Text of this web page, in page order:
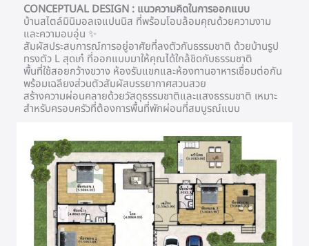
CONCEPTUAL DESIGN : แนวความคิดในการออกแบบ
บ้านสไตล์มินิมอลเจแปนนิส ที่พร้อมโอบล้อมคุณด้วยความงาม
และความอบอุ่น ✨
สัมผัสประสบการณ์การอยู่อาศัยที่ลงตัวกับธรรมชาติ ด้วยบ้านรูป
ทรงตัว L สุดเก๋ ที่ออกแบบมาให้คุณได้ใกล้ชิดกับธรรมชาติ
พื้นที่ใช้สอยกว้างขวาง ห้องรับแขกและห้องทานอาหารเชื่อมต่อกัน
พร้อมเฉลียงส่วนตัวสัมผัสบรรยากาศสวนสวย
สร้างความผ่อนคลายด้วยวัสดุธรรมชาติและแสงธรรมชาติ เหมาะ
สำหรับครอบครัวที่ต้องการพื้นที่พักผ่อนที่สมบูรณ์แบบ